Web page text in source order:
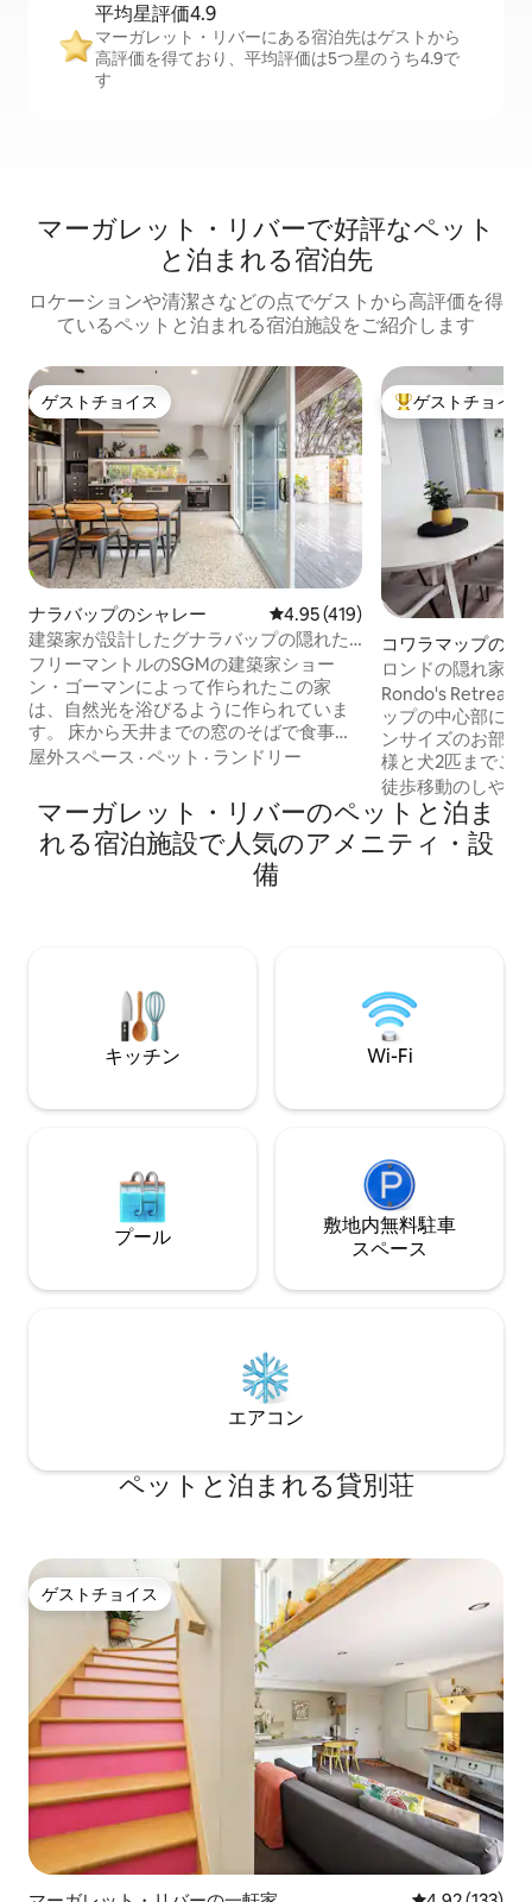
平均星評価4.9
マーガレット・リバーにある宿泊先はゲストから
高評価を得ており、平均評価は5つ星のうち4.9で
す
マーガレット・リバーで好評なペット
と泊まれる宿泊先
ロケーションや清潔さなどの点でゲストから高評価を得
ているペットと泊まれる宿泊施設をご紹介します
ゲストチョイス
ゲストチョイス
ナラバップのシャレー レビュー419件、5つ星中4.95つ
4.95 (419)
建築家が設計したグナラバップの隠れた
楽園
フリーマントルのSGMの建築家ショー
ン・ゴーマンによって作られたこの家
は、自然光を浴びるように作られていま
す。 床から天井までの窓のそばで食事を
し、美しい中庭でリラックスし、レイン
たちは美しい南西部の休暇の隠れ家を最
大限に活用しています。私たちと同じよ
うに楽しんでいただけることを願ってい
でのベストな宿泊先の1位に選出されまし
ントな海岸沿いの住居です。 形、色、素
材が、深い緑の茂みの地形と、内側と外
側をシームレスにつなぎながらプライバ
シーと避難所を提供する、慎重に作られ
た石灰岩の壁によって定義された広々と
した中庭に、住居を繊細に囲み込んでい
ています。 快適なベッド、高品質のリネ
ン、全体にわたって厳選された家具で、
我が家のような心地よさをお届けする、
モダンな家電がすべて備わっています。
ビーチやブッシュトラック、地元のカフ
ェ、バー、ビストロ、雑貨店まで徒歩で
よう近くにいます。スタジオと地元エリ
アの詳細な情報とアクティビティのリス
へのアクセスが簡単です。 楽しいサーフ
ィンスポットを見つけたり、ビーチで日
光浴をしたりして1日を過ごしましょう。
地元のゴルフコースで一ラウンドプレイ
なたが望むすべてが目の前にあります。
家の前から歩道や自然散策にアクセスで
き、ビーチまで簡単かつ安全に歩いて行
くことができます。
屋外スペース · ペット · ランドリー
大好評のゲスト
ゲストチョイス
コワラマップの一
ロンドの隠れ家
Rondo's Retreat
ップの中心部に位
ンサイズのお部
様と犬2匹までご
設備、バーベキュ
Fi、Netflix付きス
ています。 徒歩
Taphouse、West
徒歩移動のしやす
マーガレット・リバーのペットと泊ま
れる宿泊施設で人気のアメニティ・設
備
キッチン Wi-Fi
プール
敷地内無料駐⁠車
ス⁠ペ⁠ー⁠ス
エアコン
ペットと泊まれる貸別荘
ゲストチョイス
ゲストチョイス